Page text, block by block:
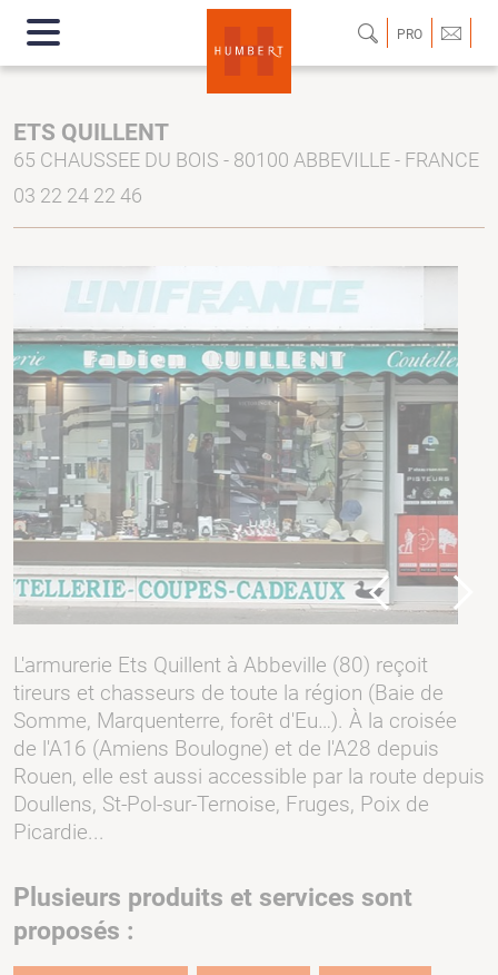
PRO
ETS QUILLENT
65 CHAUSSEE DU BOIS - 80100 ABBEVILLE - FRANCE
03 22 24 22 46
Previous Next
L'armurerie Ets Quillent à Abbeville (80) reçoit
tireurs et chasseurs de toute la région (Baie de
Somme, Marquenterre, forêt d'Eu…). À la croisée
de l'A16 (Amiens Boulogne) et de l'A28 depuis
Rouen, elle est aussi accessible par la route depuis
Doullens, St-Pol-sur-Ternoise, Fruges, Poix de
Picardie...
Plusieurs produits et services sont
proposés :